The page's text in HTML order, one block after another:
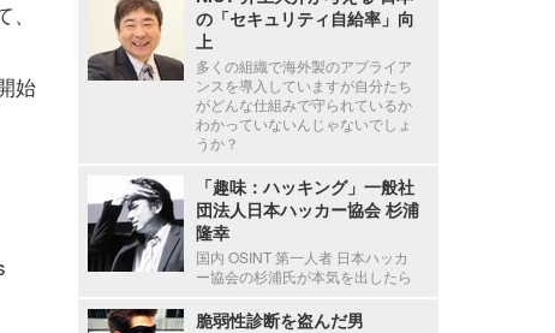
始
の「セキュリティ自給率」向
上
多くの組織で海外製のアプライア
ンスを導入していますが自分たち
がどんな仕組みで守られているか
わかっていないんじゃないでしょ
うか？
「趣味：ハッキング」一般社
団法人日本ハッカー協会 杉浦
隆幸
国内 OSINT 第一人者 日本ハッカ
ー協会の杉浦氏が本気を出したら
脆弱性診断を盗んだ男